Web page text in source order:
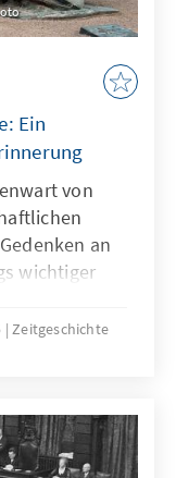
Ein
von
an
wichtiger
nicht vor
19.
sich
an den
Zeitgeschichte